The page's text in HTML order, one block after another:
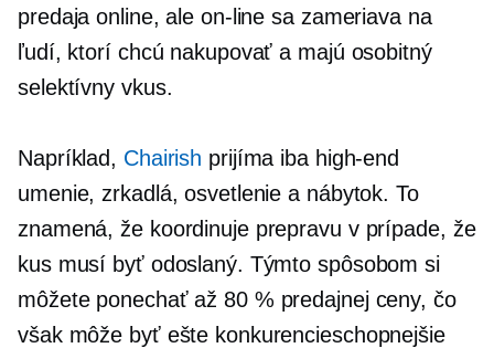
predaja online, ale on-line sa zameriava na
ľudí, ktorí chcú nakupovať a majú osobitný
selektívny vkus.
Napríklad, Chairish prijíma iba high-end
umenie, zrkadlá, osvetlenie a nábytok. To
znamená, že koordinuje prepravu v prípade, že
kus musí byť odoslaný. Týmto spôsobom si
môžete ponechať až 80 % predajnej ceny, čo
však môže byť ešte konkurencieschopnejšie